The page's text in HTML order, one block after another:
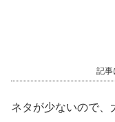
記事
ネタが少ないので、